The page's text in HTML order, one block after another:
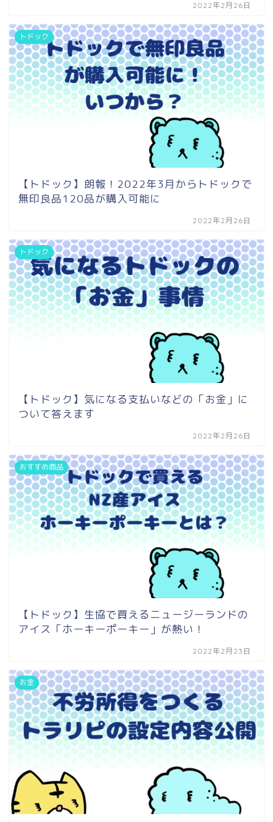
2022年2月26日
トドック
【トドック】朗報！2022年3月からトドックで
無印良品120品が購入可能に
2022年2月26日
トドック
【トドック】気になる支払いなどの「お金」に
ついて答えます
2022年2月26日
おすすめ商品
【トドック】生協で買えるニュージーランドの
アイス「ホーキーポーキー」が熱い！
2022年2月23日
お金